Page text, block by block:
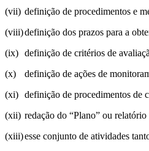
(vii) definição de procedimentos e
(viii)definição dos prazos para a
(ix) definição de critérios de
(x)
definição de ações de
(xi) definição de procedimentos de
(xii) redação do “Plano” ou
(xiii)esse conjunto de atividades